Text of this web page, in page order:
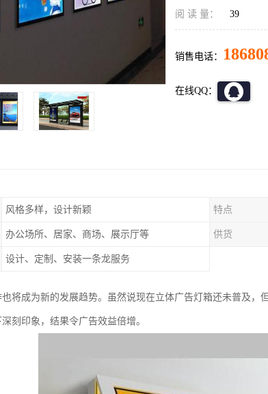
阅 读 量： 39
销售电话：
在线QQ：
风格多样，设计新颖 特点
办公场所、居家、商场、展示厅等 供货
设计、定制、安装一条龙服务
将成为新的发展趋势。虽然说现在立体广告灯箱还未普及，
刻印象，结果令广告效益倍增。